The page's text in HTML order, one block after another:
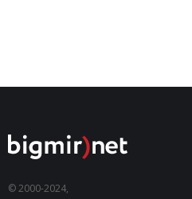
© 2000-2024,